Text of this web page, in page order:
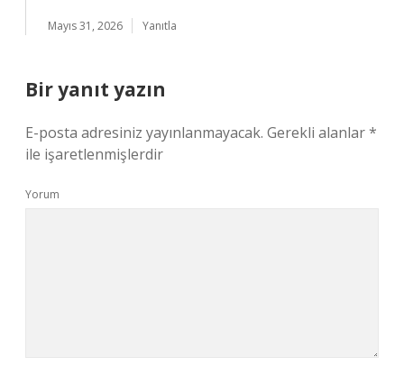
Mayıs 31, 2026 Yanıtla
Bir yanıt yazın
E-posta adresiniz yayınlanmayacak. Gerekli alanlar*
ile işaretlenmişlerdir
Yorum